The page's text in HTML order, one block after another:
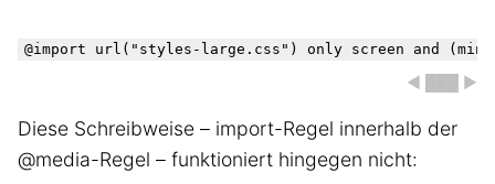
◀ ███ ▶
Diese Schreibweise – import-Regel innerhalb der
@media-Regel – funktioniert hingegen nicht: